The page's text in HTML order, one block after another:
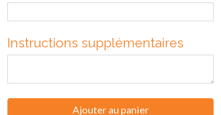
Instructions supplémentaires